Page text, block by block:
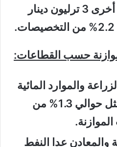
تخصيصات لجهات أخرى 3 ترليون دينار
حسب القطاعات:
والموارد المائية
1.7 ترليون دينار يمثل حوالي 1.3% من
عدا النفط